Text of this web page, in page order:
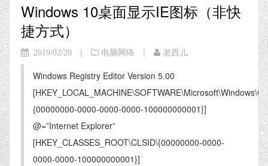
Windows 10桌面显示IE图标（非快
捷方式）
2019/02/20 | 电脑网络 | 老西儿
Windows Registry Editor Version 5.00
{00000000-0000-0000-0000-100000000001}]
@=”Internet Explorer”
[HKEY_CLASSES_ROOT\CLSID\{00000000-0000-
0000-0000-100000000001}]